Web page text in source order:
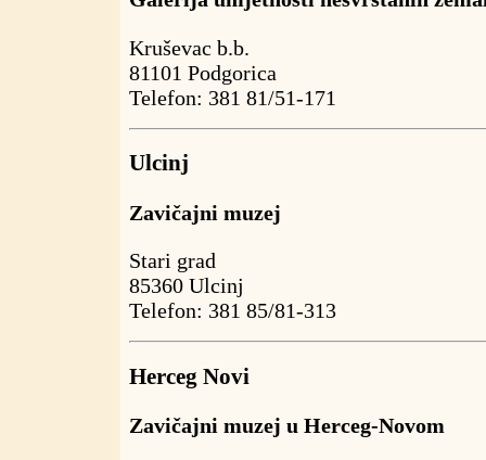
Kruševac b.b.
81101 Podgorica
Telefon: 381 81/51-171
Ulcinj
Zavičajni muzej
Stari grad
85360 Ulcinj
Telefon: 381 85/81-313
Herceg Novi
Zavičajni muzej u Herceg-Novom